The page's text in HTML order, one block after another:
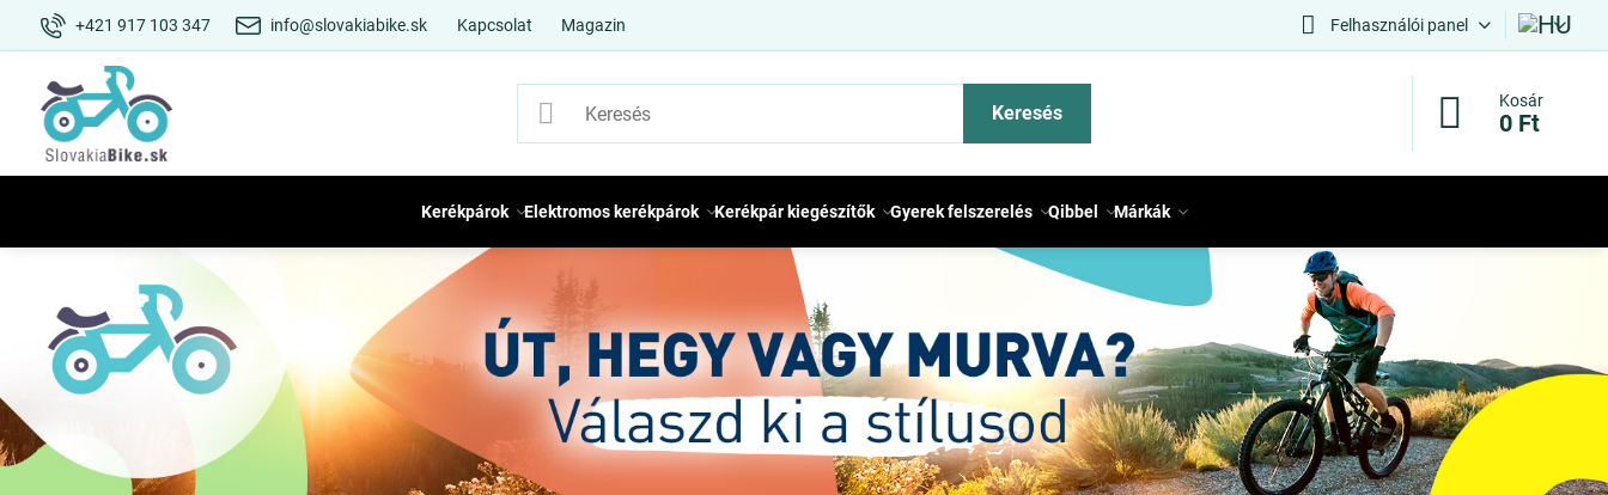
+421 917 103 347 info@slovakiabike.sk Kapcsolat Magazin Felhasználói panel
Keresés
Kosár
0 Ft
Kerékpárok Elektromos kerékpárok Kerékpár kiegészítők Gyerek felszerelés Qibbel Márkák